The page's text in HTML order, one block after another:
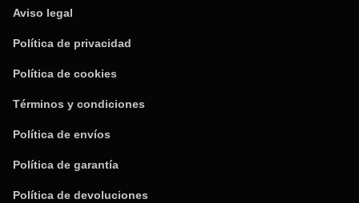
Aviso legal
Política de privacidad
Política de cookies
Términos y condiciones
Política de envíos
Política de garantía
Política de devoluciones